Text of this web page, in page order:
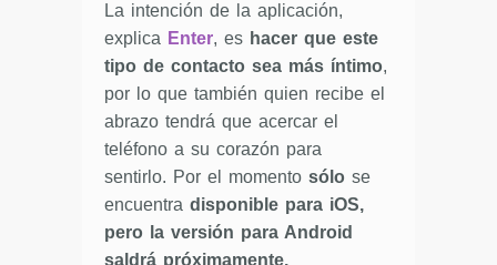
La intención de la aplicación,
explica Enter, es hacer que este
tipo de contacto sea más íntimo,
por lo que también quien recibe el
abrazo tendrá que acercar el
teléfono a su corazón para
sentirlo. Por el momento sólo se
encuentra disponible para iOS,
pero la versión para Android
saldrá próximamente.